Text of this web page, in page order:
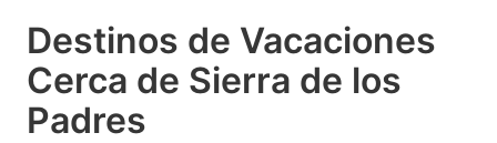
Destinos de Vacaciones
Cerca de Sierra de los
Padres